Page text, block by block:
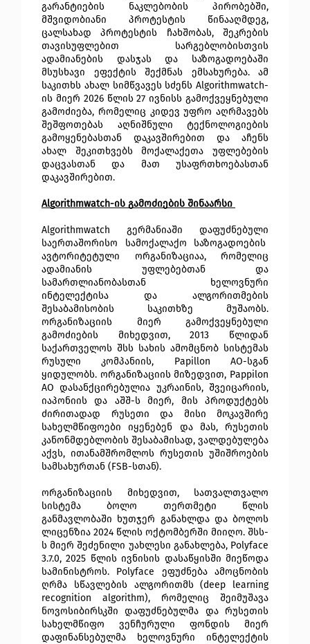
გარანტიების ნაკლებობის პირობებში,
მშვიდობიანი პროტესტის წინააღმდეგ,
ცალსახად პროტესტის ჩახშობას, შეკრების
თავისუფლებით სარგებლობისთვის
ადამიანების დასჯას და საზოგადოებაში
მსუსხავი ეფექტის შექმნას ემსახურება. ამ
საკითხს ახალ სიმწვავეს სძენს Algorithmwatch-
ის მიერ 2026 წლის 27 ივნისს გამოქვეყნებული
გამოძიება, რომელიც კიდევ უფრო აღრმავებს
შეშფოთებას აღნიშნული ტექნოლოგიების
გამოყენებასთან დაკავშირებით და აჩენს
ახალ შეკითხვებს მოქალაქეთა უფლებების
დაცვასთან და მათ უსაფრთხოებასთან
დაკავშირებით.
Algorithmwatch-ის გამოძიების შინაარსი
Algorithmwatch გერმანიაში დაფუძნებული
საერთაშორისო სამოქალაქო საზოგადოების
ავტორიტეტული ორგანიზაციაა, რომელიც
ადამიანის უფლებებთან და
სამართლიანობასთან ხელოვნური
ინტელექტისა და ალგორითმების
შესაბამისობის საკითხზე მუშაობს.
ორგანიზაციის მიერ გამოქვეყნებული
გამოძიების მიხედვით, 2013 წლიდან
საქართველოს შსს სახის ამომცნობ სისტემას
რუსული კომპანიის, Papillon AO-სგან
ყიდულობს. ორგანიზაციის მიზედვით, Pappilon
AO დასანქცირებულია უკრაინის, შვეიცარიის,
იაპონიის და აშშ-ს მიერ, მის პროდუქტებს
ძირითადად რუსეთი და მისი მოკავშირე
სახელმწიფოები იყენებენ და მას, რუსეთის
კანონმდებლობის შესაბამისად, ვალდებულება
აქვს, ითანამშრომლოს რუსეთის უშიშროების
სამსახურთან (FSB-სთან).
ორგანიზაციის მიხედვით, სათვალთვალო
სისტემა ბოლო თერთმეტი წლის
განმავლობაში ხუთჯერ განახლდა და ბოლოს
ლიცენზია 2024 წლის ოქტომბერში მიიღო. შსს-
ს მიერ შეძენილი უახლესი განახლება, Polyface
3.7.0, 2025 წლის ივნისის დასაწყისში მიეწოდა
სამინისტროს. Polyface ეფუძნება ამოცნობის
ღრმა სწავლების ალგორითმს (deep learning
recognition algorithm), რომელიც შეიმუშავა
ნოვოსიბირსკში დაფუძნებულმა და რუსეთის
სახელმწიფო ვენჩურული ფონდის მიერ
დაფინანსებულმა ხელოვნური ინტელექტის